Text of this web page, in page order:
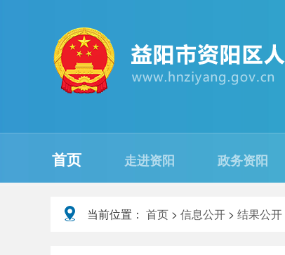
首页 走进资阳 政务资阳
当前位置： 首页 > 信息公开 > 结果公开